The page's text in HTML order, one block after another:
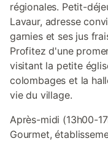
régionales. Petit-
Lavaur, adresse
garnies et ses jus
Profitez d'une
visitant la petite
colombages et la
vie du village.
Après-midi (13h00-
Gourmet,